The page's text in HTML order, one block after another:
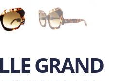
GRAND